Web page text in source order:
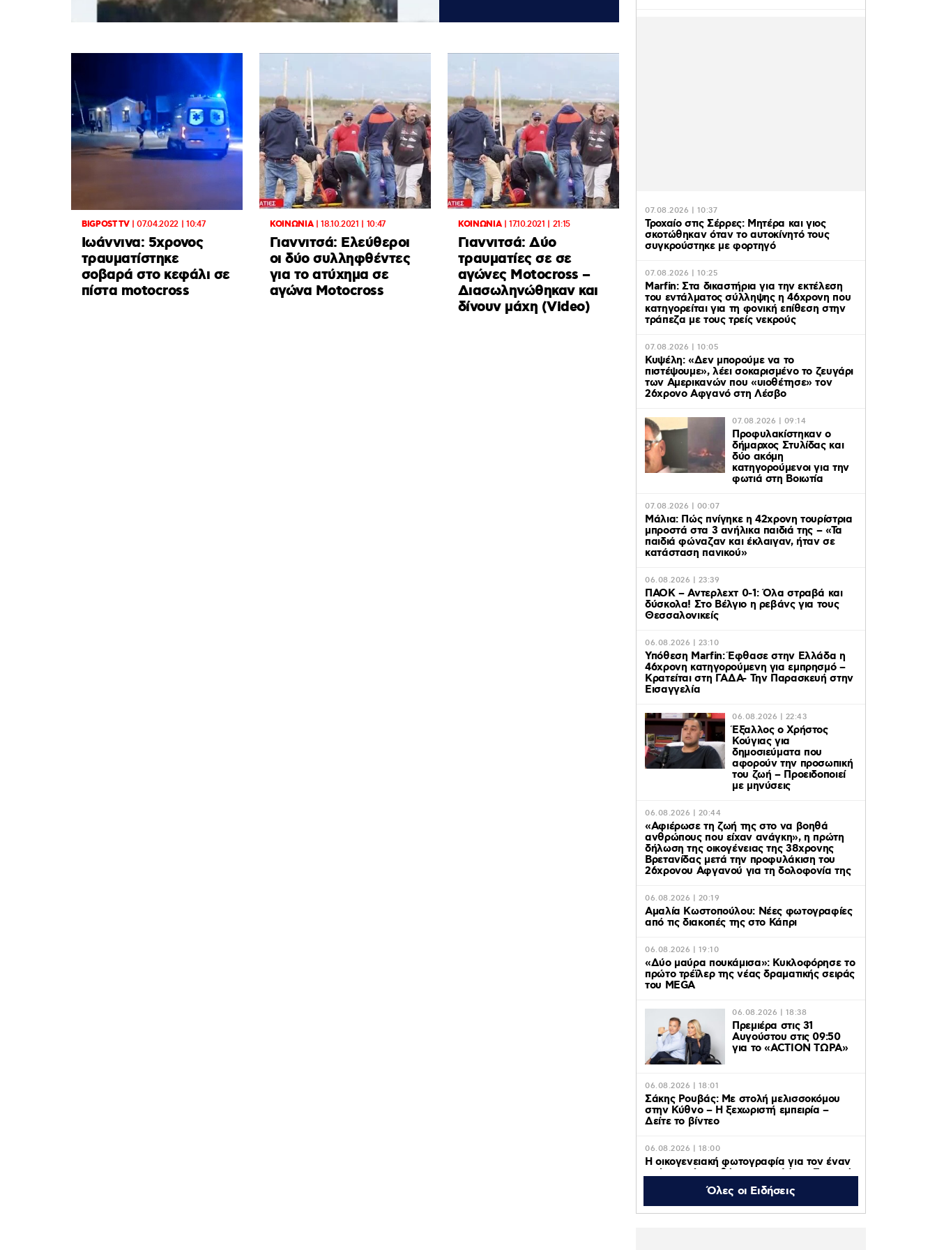
BIGPOST TV|07.04.2022 | 10:47
Ιωάννινα: 5χρονος
τραυματίστηκε
σοβαρά στο κεφάλι σε
πίστα motocross
ΚΟΙΝΩΝΙΑ|18.10.2021 | 10:47
Γιαννιτσά: Ελεύθεροι
οι δύο συλληφθέντες
για το ατύχημα σε
αγώνα Motocross
ΚΟΙΝΩΝΙΑ|17.10.2021 | 21:15
Γιαννιτσά: Δύο
τραυματίες σε σε
αγώνες Motocross –
Διασωληνώθηκαν και
δίνουν μάχη (Video)
07.08.2026 | 10:37
Τροχαίο στις Σέρρες: Μητέρα και γιος
σκοτώθηκαν όταν το αυτοκίνητό τους
συγκρούστηκε με φορτηγό
07.08.2026 | 10:25
Marfin: Στα δικαστήρια για την εκτέλεση
του εντάλματος σύλληψης η 46χρονη που
κατηγορείται για τη φονική επίθεση στην
τράπεζα με τους τρείς νεκρούς
07.08.2026 | 10:05
Κυψέλη: «Δεν μπορούμε να το
πιστέψουμε», λέει σοκαρισμένο το ζευγάρι
των Αμερικανών που «υιοθέτησε» τον
26χρονο Αφγανό στη Λέσβο
07.08.2026 | 09:14
Προφυλακίστηκαν ο
δήμαρχος Στυλίδας και
δύο ακόμη
κατηγορούμενοι για την
φωτιά στη Βοιωτία
07.08.2026 | 00:07
Μάλια: Πώς πνίγηκε η 42χρονη τουρίστρια
μπροστά στα 3 ανήλικα παιδιά της – «Τα
παιδιά φώναζαν και έκλαιγαν, ήταν σε
κατάσταση πανικού»
06.08.2026 | 23:39
ΠΑΟΚ – Αντερλεχτ 0-1: Όλα στραβά και
δύσκολα! Στο Βέλγιο η ρεβάνς για τους
Θεσσαλονικείς
06.08.2026 | 23:10
Υπόθεση Marfin: Έφθασε στην Ελλάδα η
46χρονη κατηγορούμενη για εμπρησμό –
Κρατείται στη ΓΑΔΑ- Την Παρασκευή στην
Εισαγγελία
06.08.2026 | 22:43
Έξαλλος ο Χρήστος
Κούγιας για
δημοσιεύματα που
αφορούν την προσωπική
του ζωή – Προειδοποιεί
με μηνύσεις
06.08.2026 | 20:44
«Αφιέρωσε τη ζωή της στο να βοηθά
ανθρώπους που είχαν ανάγκη», η πρώτη
δήλωση της οικογένειας της 38χρονης
Βρετανίδας μετά την προφυλάκιση του
26χρονου Αφγανού για τη δολοφονία της
06.08.2026 | 20:19
Αμαλία Κωστοπούλου: Νέες φωτογραφίες
από τις διακοπές της στο Κάπρι
06.08.2026 | 19:10
«Δύο μαύρα πουκάμισα»: Κυκλοφόρησε το
πρώτο τρέϊλερ της νέας δραματικής σειράς
του MEGA
06.08.2026 | 18:38
Πρεμιέρα στις 31
Αυγούστου στις 09:50
για το «ACTION ΤΩΡΑ»
06.08.2026 | 18:01
Σάκης Ρουβάς: Με στολή μελισσοκόμου
στην Κύθνο – Η ξεχωριστή εμπειρία –
Δείτε το βίντεο
06.08.2026 | 18:00
Η οικογενειακή φωτογραφία για τον έναν
χρόνο από τον θάνατο της Λένας Σαμαρά
που δημοσίευσε ο αδερφός της, Κώστας
06.08.2026 | 16:05
Όλες οι Ειδήσεις